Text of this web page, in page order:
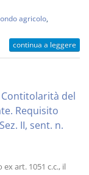
agricolo
continua a leggere
del
Requisito
II, sent. n.
art. 1051 c.c., il